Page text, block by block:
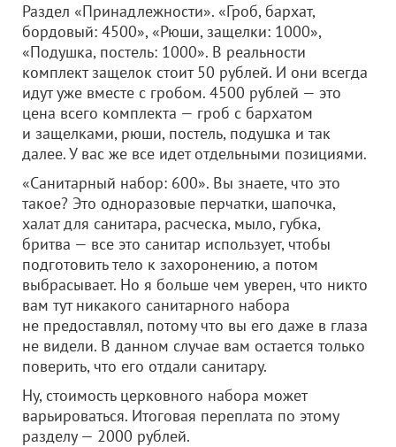
Раздел «Принадлежности». «Гроб, бархат,
бордовый: 4500», «Рюши, защелки: 1000»,
«Подушка, постель: 1000». В реальности
комплект защелок стоит 50 рублей. И они всегда
идут уже вместе с гробом. 4500 рублей — это
цена всего комплекта — гроб с бархатом
и защелками, рюши, постель, подушка и так
далее. У вас же все идет отдельными позициями.
«Санитарный набор: 600». Вы знаете, что это
такое? Это одноразовые перчатки, шапочка,
халат для санитара, расческа, мыло, губка,
бритва — все это санитар использует, чтобы
подготовить тело к захоронению, а потом
выбрасывает. Но я больше чем уверен, что никто
вам тут никакого санитарного набора
не предоставлял, потому что вы его даже в глаза
не видели. В данном случае вам остается только
поверить, что его отдали санитару.
Ну, стоимость церковного набора может
варьироваться. Итоговая переплата по этому
разделу — 2000 рублей.